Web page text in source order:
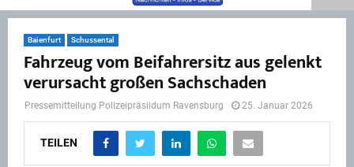
MENU
Baienfurt Schussental
Fahrzeug vom Beifahrersitz aus gelenkt
verursacht großen Sachschaden
Pressemitteilung Polizeipräsiidum Ravensburg 25. Januar 2026
TEILEN